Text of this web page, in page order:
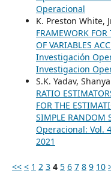
Operacional
K. Preston White,
FRAMEWORK
OF VARIABLES
Investigación
Investigacion
S.K. Yadav,
RATIO
FOR THE
SIMPLE RANDOM
Operacional: Vol.
2021
<< < 1 2 3 4 5 6 7 8 9 10